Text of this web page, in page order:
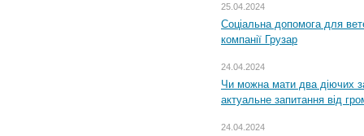
25.04.2024
Соціальна допомога для
компанії Грузар
24.04.2024
Чи можна мати два діючих
актуальне запитання від
24.04.2024